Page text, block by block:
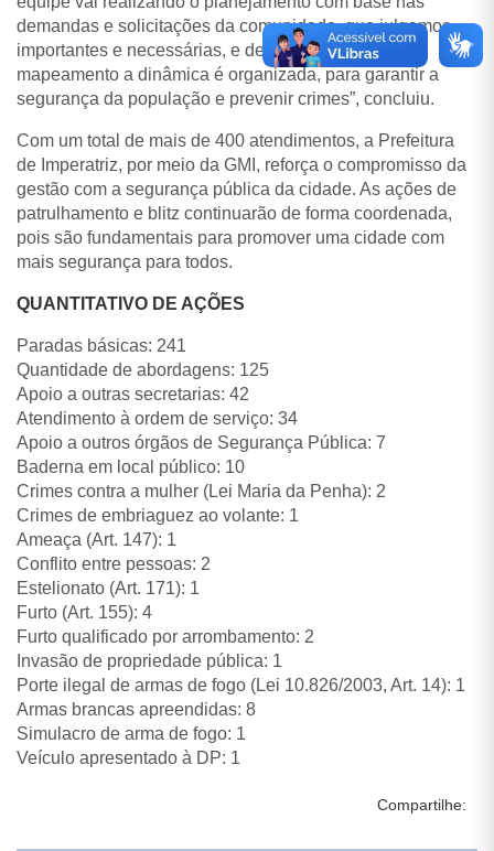
demandas e solicitações da comunidade, que julgamos
importantes e necessárias, e de acordo com esse
mapeamento a dinâmica é organizada, para garantir a
segurança da população e prevenir crimes”, concluiu.
Com um total de mais de 400 atendimentos, a Prefeitura
de Imperatriz, por meio da GMI, reforça o compromisso da
gestão com a segurança pública da cidade. As ações de
patrulhamento e blitz continuarão de forma coordenada,
pois são fundamentais para promover uma cidade com
mais segurança para todos.
QUANTITATIVO DE AÇÕES
Paradas básicas: 241
Quantidade de abordagens: 125
Apoio a outras secretarias: 42
Atendimento à ordem de serviço: 34
Apoio a outros órgãos de Segurança Pública: 7
Baderna em local público: 10
Crimes contra a mulher (Lei Maria da Penha): 2
Crimes de embriaguez ao volante: 1
Ameaça (Art. 147): 1
Conflito entre pessoas: 2
Estelionato (Art. 171): 1
Furto (Art. 155): 4
Furto qualificado por arrombamento: 2
Invasão de propriedade pública: 1
Porte ilegal de armas de fogo (Lei 10.826/2003, Art. 14): 1
Armas brancas apreendidas: 8
Simulacro de arma de fogo: 1
Veículo apresentado à DP: 1
Compartilhe: